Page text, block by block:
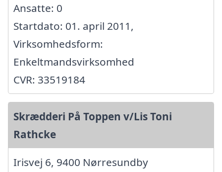
Ansatte: 0
Startdato: 01. april 2011,
Virksomhedsform:
Enkeltmandsvirksomhed
CVR: 33519184
Skrædderi På Toppen v/Lis Toni
Rathcke
Irisvej 6, 9400 Nørresundby